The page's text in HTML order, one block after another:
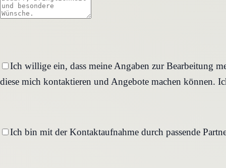
Ich willige ein, dass meine Angaben zur Bearbeitung
diese mich kontaktieren und Angebote machen können.
Ich bin mit der Kontaktaufnahme durch passende